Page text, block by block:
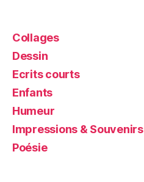
Collages
Dessin
Ecrits courts
Enfants
Humeur
Impressions & Souvenirs
Poésie